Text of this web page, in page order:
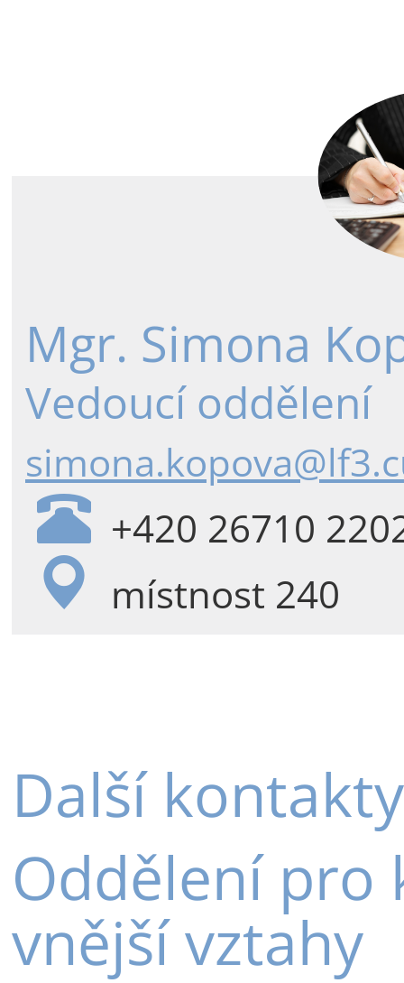
Mgr. Simona
Vedoucí oddělení
+420 26710
místnost 240
Další kontakty
Oddělení pro
vnější vztahy